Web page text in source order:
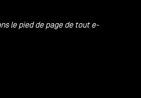
le pied de page de tout e-